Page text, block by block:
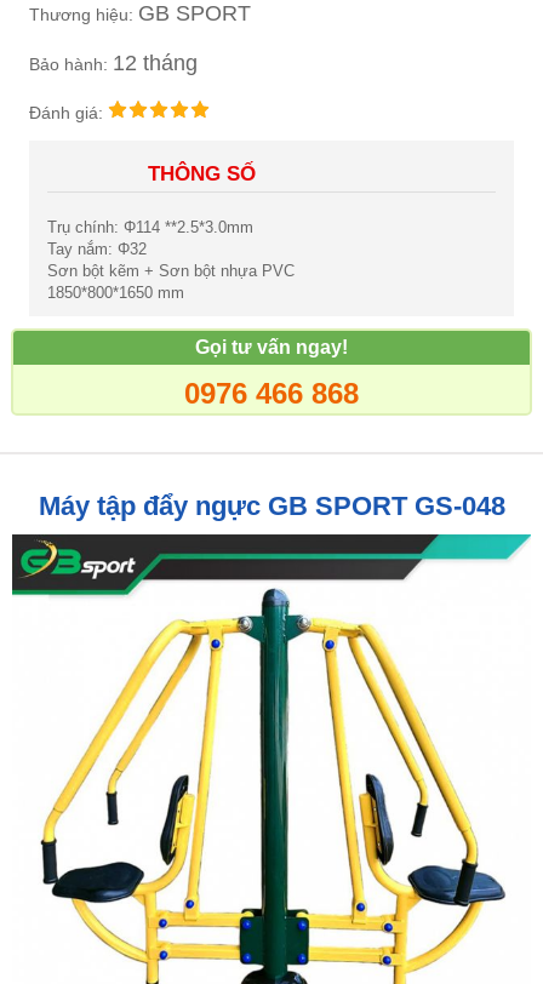
Thương hiệu: GB SPORT
Bảo hành: 12 tháng
Đánh giá:
THÔNG SỐ
Trụ chính: Φ114 **2.5*3.0mm
Tay nắm: Φ32
Sơn bột kẽm + Sơn bột nhựa PVC
1850*800*1650 mm
Gọi tư vấn ngay!
0976 466 868
Máy tập đẩy ngực GB SPORT GS-048